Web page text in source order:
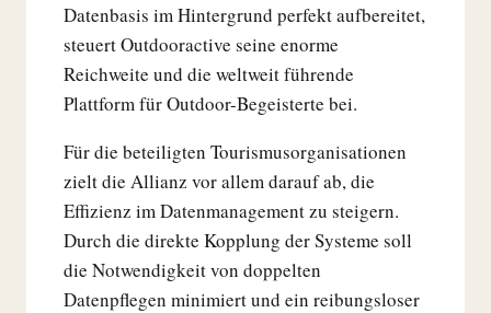
Datenbasis im Hintergrund perfekt aufbereitet,
steuert Outdooractive seine enorme
Reichweite und die weltweit führende
Plattform für Outdoor-Begeisterte bei.
Für die beteiligten Tourismusorganisationen
zielt die Allianz vor allem darauf ab, die
Effizienz im Datenmanagement zu steigern.
Durch die direkte Kopplung der Systeme soll
die Notwendigkeit von doppelten
Datenpflegen minimiert und ein reibungsloser